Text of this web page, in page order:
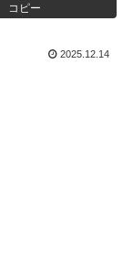
コピー
2025.12.14